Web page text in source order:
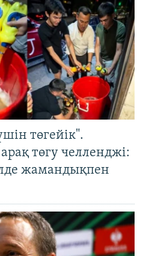
төгейік".
төгу челленджі:
жамандықпен